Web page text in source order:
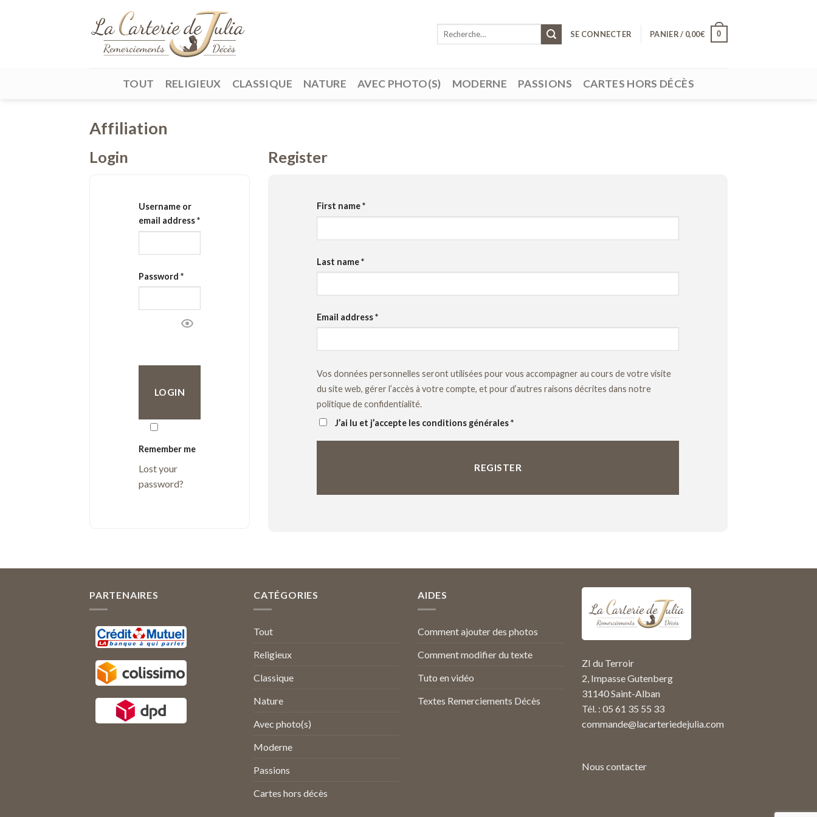
Recherche
SE CONNECTER PANIER / 0,00€ 0
TOUT RELIGIEUX CLASSIQUE NATURE AVEC PHOTO(S) MODERNE PASSIONS CARTES HORS DÉCÈS
Affiliation
Login
Username or
email address*
Password *
Remember me
Lost your
password?
Register
First name*
Last name*
Email address*
Vos données personnelles seront utilisées pour vous accompagner au cours de votre visite
du site web, gérer l’accès à votre compte, et pour d’autres raisons décrites dans notre
politique de confidentialité.
J’ai lu et j’accepte les conditions générales*
PARTENAIRES CATÉGORIES
Tout
Religieux
Classique
Nature
Avec photo(s)
Moderne
Passions
Cartes hors décès
AIDES
Comment ajouter des photos
Comment modifier du texte
Tuto en vidéo
Textes Remerciements Décès
ZI du Terroir
2, Impasse Gutenberg
31140 Saint-Alban
Tél. : 05 61 35 55 33
commande@lacarteriedejulia.com
Nous contacter